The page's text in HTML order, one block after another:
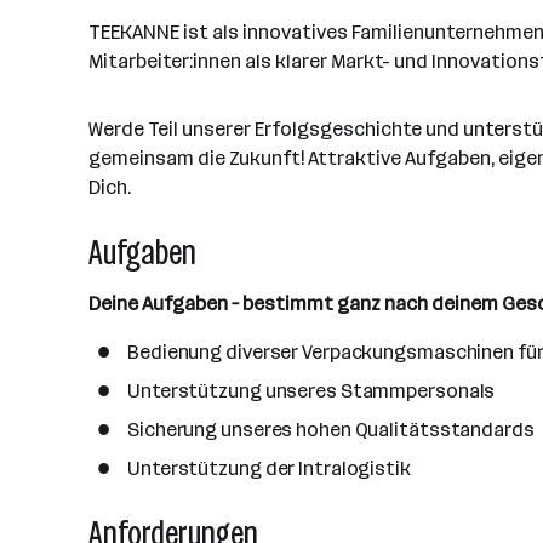
t
u
l
n
t
g
b
e
r
r
b
i
t
e
*
n
e
n
h
a
n
r
t
e
TEEKANNE ist als innovatives
Mitarbeiter:innen als klarer Markt- und
Werde Teil unserer Erfolgsgeschichte und
gemeinsam die Zukunft! Attraktive Aufgaben,
Dich.
Aufgaben
Deine Aufgaben – bestimmt ganz nach deinem
Bedienung diverser Verpackungsmaschinen
Unterstützung unseres Stammpersonals
Sicherung unseres hohen Qualitätsstandards
Unterstützung der Intralogistik
Anforderungen